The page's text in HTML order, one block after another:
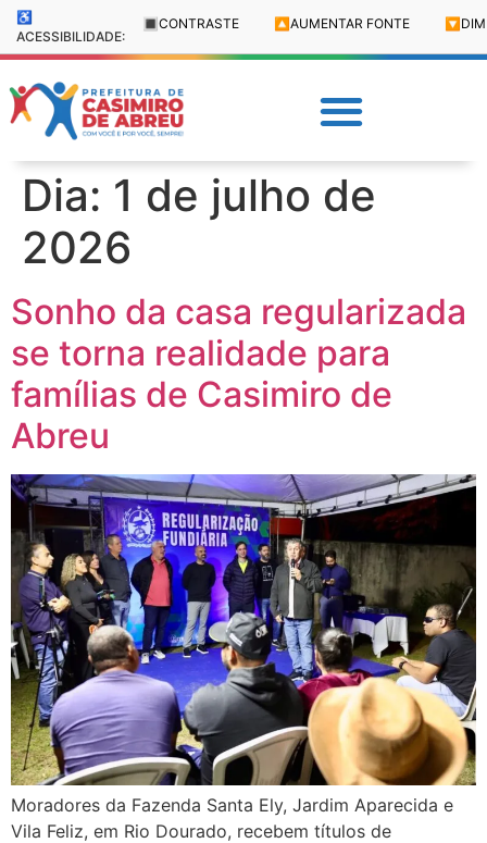
♿
ACESSIBILIDADE:
🔳 CONTRASTE 🔼 AUMENTAR FONTE 🔽
Dia: 1 de julho de
2026
Sonho da casa regularizada
se torna realidade para
famílias de Casimiro de
Abreu
Moradores da Fazenda Santa Ely, Jardim Aparecida e
Vila Feliz, em Rio Dourado, recebem títulos de